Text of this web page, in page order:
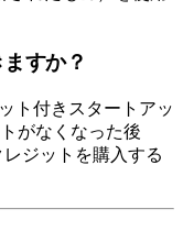
すか？
ト付きスタートアッ
がなくなった後
ジットを購入する